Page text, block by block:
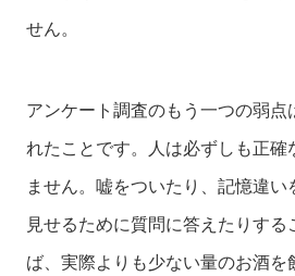
せん。
アンケート調査のもう一つの弱
れたことです。人は必ずしも正確
ません。嘘をついたり、記憶違い
見せるために質問に答えたりする
ば、実際よりも少ない量のお酒を